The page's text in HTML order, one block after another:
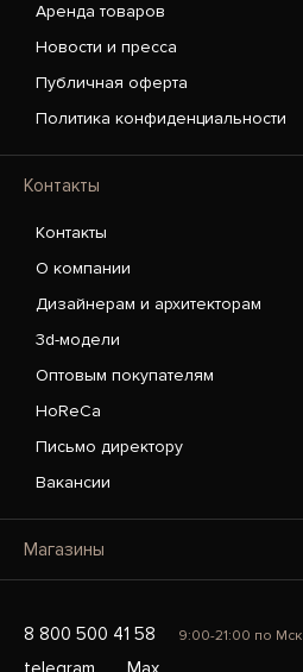
Аренда товаров
Новости и пресса
Публичная оферта
Политика конфиденциальности
Контакты
Контакты
О компании
Дизайнерам и архитекторам
3d-модели
Оптовым покупателям
HoReCa
Письмо директору
Вакансии
Магазины
8 800 500 41 58 9:00-21:00 по Мск